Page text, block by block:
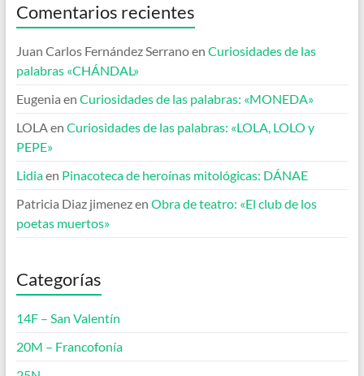
Comentarios recientes
Juan Carlos Fernández Serranoen Curiosidades de las
palabras «CHÁNDAL»
Eugenia en Curiosidades de las palabras: «MONEDA»
LOLAen Curiosidades de las palabras: «LOLA, LOLO y
PEPE»
Lidiaen Pinacoteca de heroínas mitológicas: DÁNAE
Patricia Diaz jimenezen Obra de teatro: «El club de los
poetas muertos»
Categorías
14F – San Valentín
20M – Francofonía